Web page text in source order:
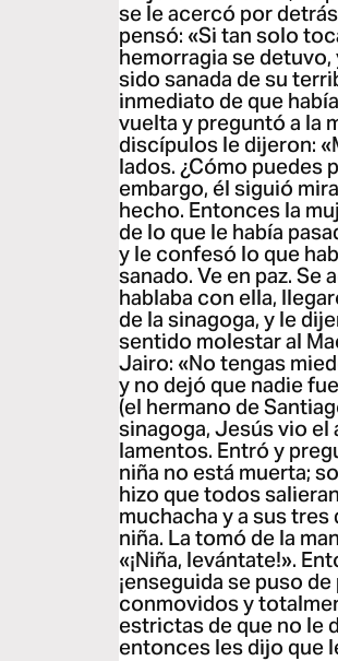
se le acercó por
pensó: «Si tan solo
hemorragia se
sido sanada de su
inmediato de que
vuelta y preguntó a la
discípulos le dijeron:
lados. ¿Cómo puedes
embargo, él siguió
hecho. Entonces la
de lo que le había
y le confesó lo que
sanado. Ve en paz.
hablaba con ella,
de la sinagoga, y le
sentido molestar al
Jairo: «No tengas
y no dejó que nadie
(el hermano de
sinagoga, Jesús vio
lamentos. Entró y
niña no está muerta;
hizo que todos
muchacha y a sus
niña. La tomó de la
«¡Niña, levántate!».
¡enseguida se puso
conmovidos y
estrictas de que no le
entonces les dijo que